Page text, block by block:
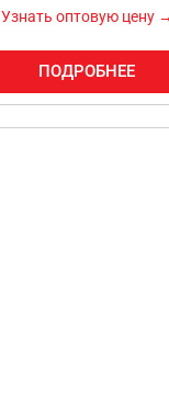
Узнать оптовую цену →
ПОДРОБНЕЕ